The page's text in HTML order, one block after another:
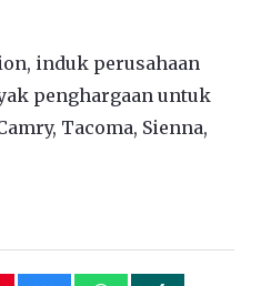
induk perusahaan
penghargaan untuk
Tacoma, Sienna,